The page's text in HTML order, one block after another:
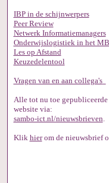
IBP in de schijnwerpers
Peer Review
Netwerk Informatiemanagers
Onderwijslogistiek in het
Les op Afstand
Keuzedelentool
Vragen van en aan collega's
Alle tot nu toe
website via:
sambo-ict.nl/nieuwsbrieven.
Klik hierom de nieuwsbrief